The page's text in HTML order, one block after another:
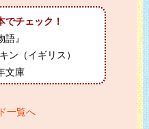
でチェック！
語』
ン（イギリス）
文庫
一覧へ